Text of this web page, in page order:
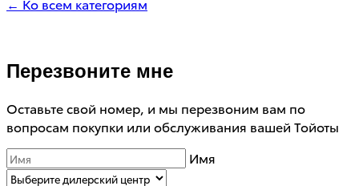
Перезвоните мне
Оставьте свой номер, и мы перезвоним вам по
вопросам покупки или обслуживания вашей Тойоты
Имя